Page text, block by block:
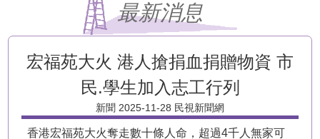
最新消息
宏福苑大火 港人搶捐血捐贈物資 市
民.學生加入志工行列
新聞 2025-11-28 民視新聞網
香港宏福苑大火奪走數十條人命，超過4千人無家可